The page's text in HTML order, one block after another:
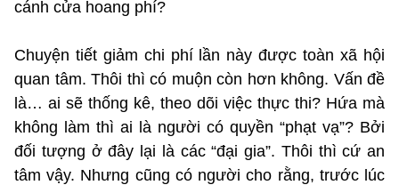
cánh cửa hoang phí?
Chuyện tiết giảm chi phí lần này được toàn xã hội
quan tâm. Thôi thì có muộn còn hơn không. Vấn đề
là… ai sẽ thống kê, theo dõi việc thực thi? Hứa mà
không làm thì ai là người có quyền “phạt vạ”? Bởi
đối tượng ở đây lại là các “đại gia”. Thôi thì cứ an
tâm vậy. Nhưng cũng có người cho rằng, trước lúc